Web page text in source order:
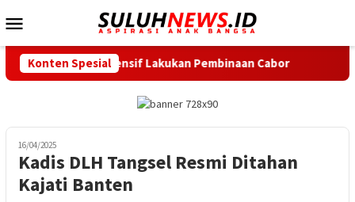
ke
Mobile
Konten Spesial
Intensif Lakukan Pembinaan Cabor Bupati Serang
16/04/2025
Kadis DLH Tangsel Resmi Ditahan
Kajati Banten